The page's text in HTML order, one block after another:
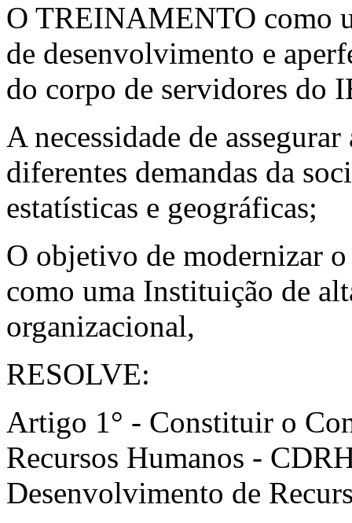
O TREINAMENTO como
de desenvolvimento e
do corpo de servidores do
A necessidade de
diferentes demandas da
estatísticas e geográficas;
O objetivo de modernizar
como uma Instituição de
organizacional,
RESOLVE:
Artigo 1° - Constituir o
Recursos Humanos -
Desenvolvimento de